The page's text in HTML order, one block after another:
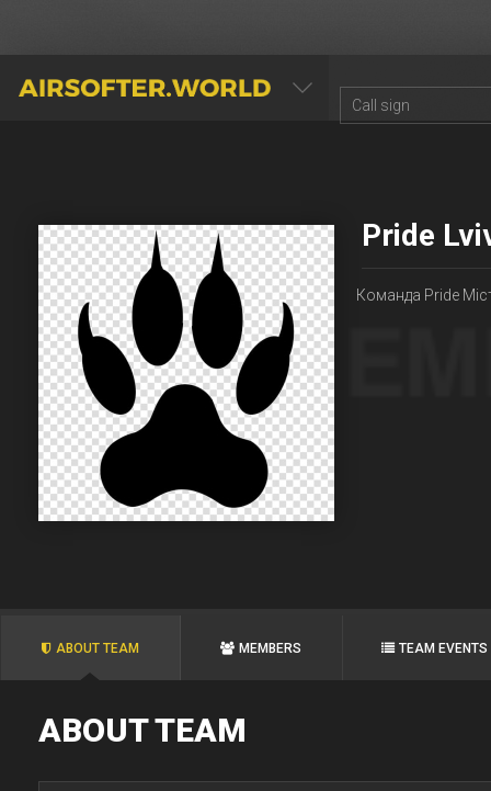
AIRSOFTER.WORLD
Pride
Команда Pride
ABOUT TEAM MEMBERS TEAM EVENTS
ABOUT TEAM